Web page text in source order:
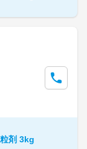
剤 3kg